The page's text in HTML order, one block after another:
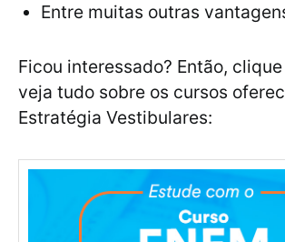
Entre muitas outras
Ficou interessado? Então,
veja tudo sobre os cursos
Estratégia Vestibulares: